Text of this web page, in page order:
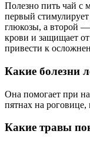
Полезно пить чай с
первый
глюкозы, а второй —
крови и защищает
привести к
Какие болезни
Она помогает при
пятнах на роговице,
Какие травы